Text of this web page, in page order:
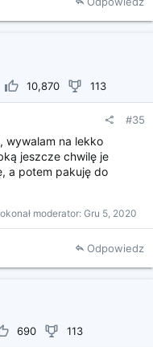
10,870 113
#35
wywalam na lekko
jeszcze chwilę je
a potem pakuję do
moderator:Gru 5, 2020
Odpowiedz
690 113